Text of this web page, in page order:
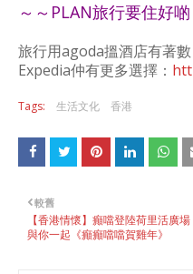
～～PLAN旅行要住好啲
旅行用agoda搵酒店有著數
Expedia仲有更多選擇：
Tags: 生活文化 香港
較舊
【香港情懷】癲噹登陸荷里活廣場
與你一起《癲癲噹噹賀雞年》